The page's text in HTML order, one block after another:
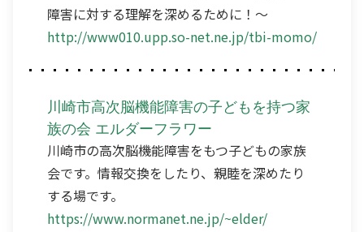
障害に対する理解を深めるために！～
http://www010.upp.so-net.ne.jp/tbi-momo/
川崎市高次脳機能障害の子どもを持つ家
族の会 エルダーフラワー
川崎市の高次脳機能障害をもつ子どもの家族
会です。情報交換をしたり、親睦を深めたり
する場です。
https://www.normanet.ne.jp/~elder/